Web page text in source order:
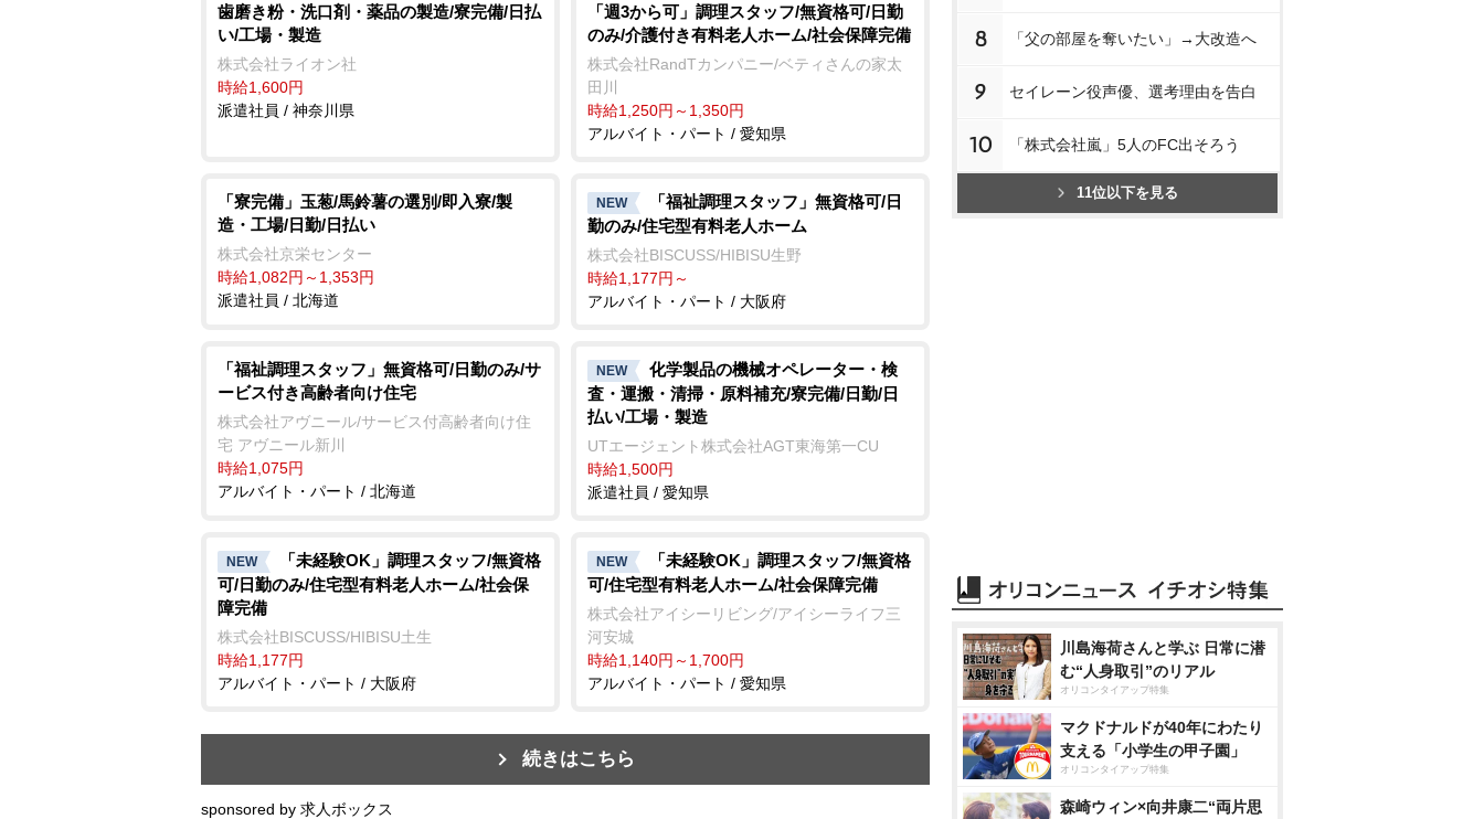
歯磨き粉・洗口剤・薬品の製造/寮完備/日払
い/工場・製造
株式会社ライオン社
時給1,600円
派遣社員 / 神奈川県
「週3から可」調理スタッフ/無資格可/日勤
のみ/介護付き有料老人ホーム/社会保障完備
株式会社RandTカンパニー/ベティさんの家太
田川
時給1,250円～1,350円
アルバイト・パート / 愛知県
「寮完備」玉葱/馬鈴薯の選別/即入寮/製
造・工場/日勤/日払い
株式会社京栄センター
時給1,082円～1,353円
派遣社員 / 北海道
NEW
「福祉調理スタッフ」無資格可/日
勤のみ/住宅型有料老人ホーム
株式会社BISCUSS/HIBISU生野
時給1,177円～
アルバイト・パート / 大阪府
「福祉調理スタッフ」無資格可/日勤のみ/サ
ービス付き高齢者向け住宅
株式会社アヴニール/サービス付高齢者向け住
宅 アヴニール新川
時給1,075円
アルバイト・パート / 北海道
NEW
化学製品の機械オペレーター・検
査・運搬・清掃・原料補充/寮完備/日勤/日
払い/工場・製造
UTエージェント株式会社AGT東海第一CU
時給1,500円
派遣社員 / 愛知県
NEW
「未経験OK」調理スタッフ/無資格
可/日勤のみ/住宅型有料老人ホーム/社会保
障完備
株式会社BISCUSS/HIBISU土生
時給1,177円
アルバイト・パート / 大阪府
NEW
「未経験OK」調理スタッフ/無資格
可/住宅型有料老人ホーム/社会保障完備
株式会社アイシーリビング/アイシーライフ三
河安城
時給1,140円～1,700円
アルバイト・パート / 愛知県
続きはこちら
sponsored by 求人ボックス
8 「父の部屋を奪いたい」→大改造へ
9 セイレーン役声優、選考理由を告白
10 「株式会社嵐」5人のFC出そろう
11位以下を見る
川島海荷さんと学ぶ 日常に潜
む“人身取引”のリアル
オリコンタイアップ特集
マクドナルドが40年にわたり
支える「小学生の甲子園」
オリコンタイアップ特集
森崎ウィン×向井康二“両片思